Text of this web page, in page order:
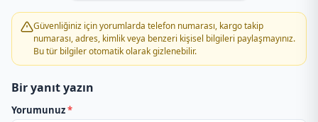
PTT Kargo Emirseyit Acenteliği
PTT Kargo Erbaa Müdürlüğü
PTT Kargo Erbaa Sanayi Sitesi Acenteliği
Güvenliğiniz için yorumlarda telefon numarası, kargo takip
numarası, adres, kimlik veya benzeri kişisel bilgileri paylaşmayınız.
Bu tür bilgiler otomatik olarak gizlenebilir.
Bir yanıt yazın
Yorumunuz*